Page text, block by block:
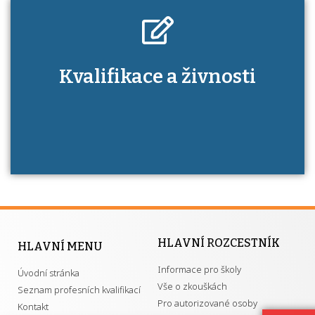
Kdo je to autorizovaná osoba a jaké výhody
má získání autorizace?
Kvalifikace a živnosti
HLAVNÍ MENU
Úvodní stránka
Seznam profesních kvalifikací
Kontakt
HLAVNÍ ROZCESTNÍK
Informace pro školy
Vše o zkouškách
Pro autorizované osoby